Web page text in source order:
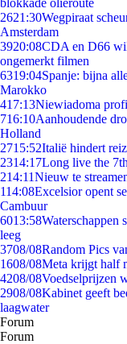
blokkade olieroute
2621:30Wegpiraat
Amsterdam
3920:08CDA en D66
ongemerkt filmen
6319:04Spanje: bijna
Marokko
417:13Niewiadoma
716:10Aanhoudende
Holland
2715:52Italië hindert
2314:17Long live the
214:11Nieuw te
114:08Excelsior opent
Cambuur
6013:58Waterschappen
leeg
3708/08Random Pics
1608/08Meta krijgt half
4208/08Voedselprijzen
2908/08Kabinet geeft
laagwater
Forum
Forum